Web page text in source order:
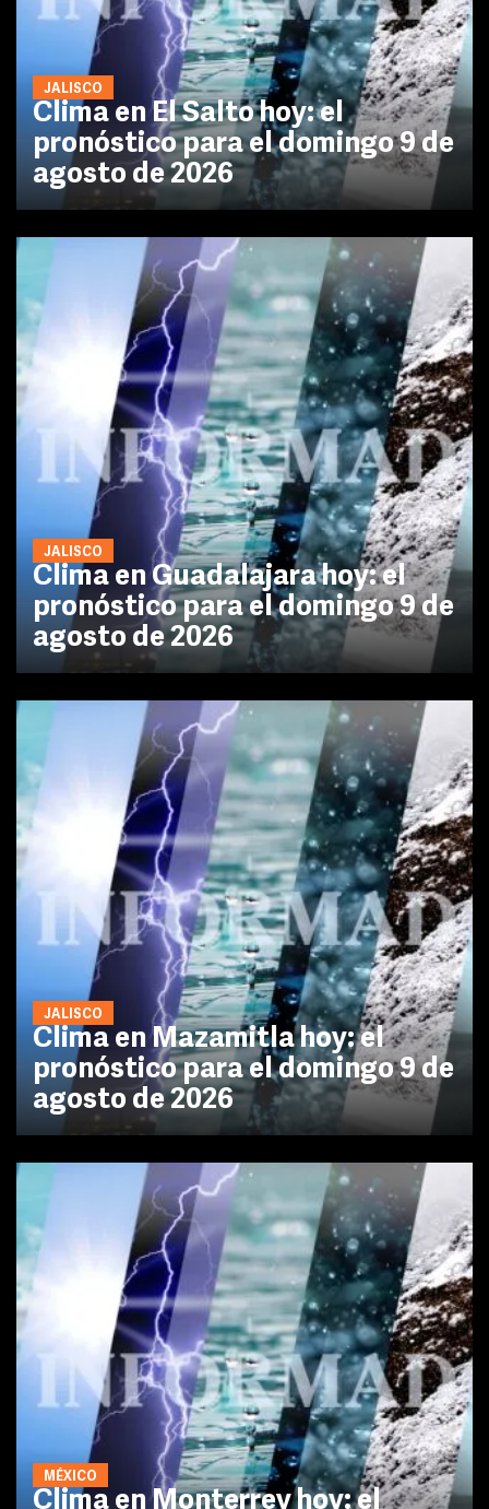
JALISCO
Clima en El Salto hoy: el
pronóstico para el domingo 9 de
agosto de 2026
JALISCO
Clima en Guadalajara hoy: el
pronóstico para el domingo 9 de
agosto de 2026
JALISCO
Clima en Mazamitla hoy: el
pronóstico para el domingo 9 de
agosto de 2026
MÉXICO
Clima en Monterrey hoy: el